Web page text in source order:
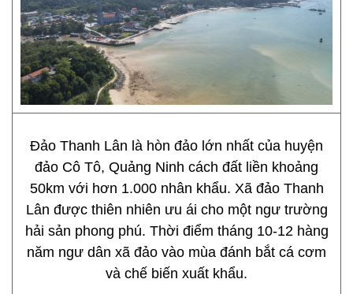
Đảo Thanh Lân là hòn đảo lớn nhất của huyện
đảo Cô Tô, Quảng Ninh cách đất liền khoảng
50km với hơn 1.000 nhân khẩu. Xã đảo Thanh
Lân được thiên nhiên ưu ái cho một ngư trường
hải sản phong phú. Thời điểm tháng 10-12 hàng
năm ngư dân xã đảo vào mùa đánh bắt cá cơm
và chế biến xuất khẩu.